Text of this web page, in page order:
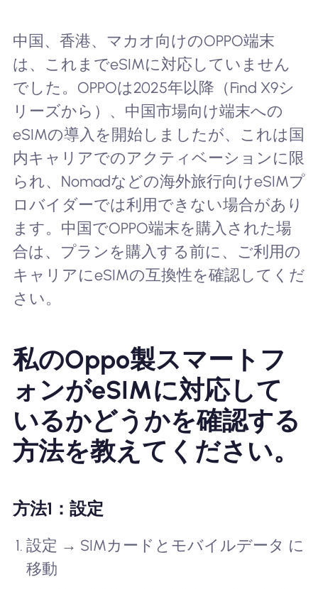
中国、香港、マカオ向けのOPPO端末
は、これまでeSIMに対応していません
でした。OPPOは2025年以降（Find X9シ
リーズから）、中国市場向け端末への
eSIMの導入を開始しましたが、これは国
内キャリアでのアクティベーションに限
られ、Nomadなどの海外旅行向けeSIMプ
ロバイダーでは利用できない場合があり
ます。中国でOPPO端末を購入された場
合は、プランを購入する前に、ご利用の
キャリアにeSIMの互換性を確認してくだ
さい。
私のOppo製スマートフ
ォンがeSIMに対応して
いるかどうかを確認する
方法を教えてください。
方法1：設定
設定 → SIMカードとモバイルデータ に
移動